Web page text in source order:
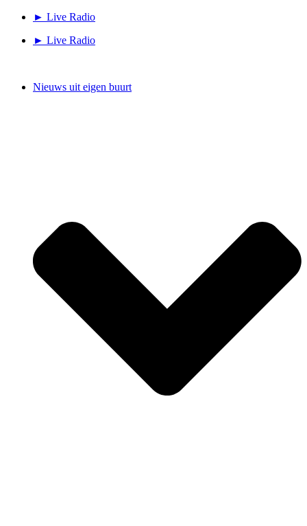
► Live Radio
► Live Radio
Nieuws uit eigen buurt